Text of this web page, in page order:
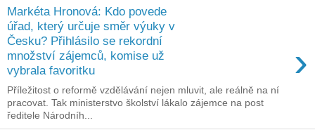
Markéta Hronová: Kdo povede
úřad, který určuje směr výuky v
Česku? Přihlásilo se rekordní
množství zájemců, komise už
vybrala favoritku
›
Příležitost o reformě vzdělávání nejen mluvit, ale reálně na ní
pracovat. Tak ministerstvo školství lákalo zájemce na post
ředitele Národníh...